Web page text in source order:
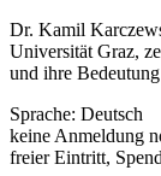
Dr. Kamil
Universität Graz,
und ihre
Sprache: Deutsch
keine Anmeldung
freier Eintritt,